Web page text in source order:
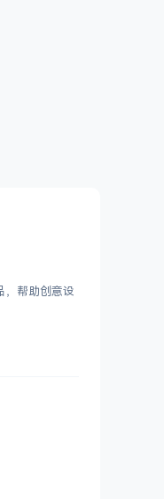
，帮助创意设